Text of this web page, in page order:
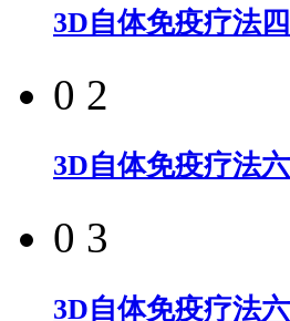
3D自体免疫疗法
0 2
3D自体免疫疗法
0 3
3D自体免疫疗法